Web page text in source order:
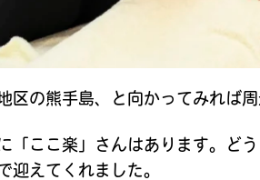
区の熊手島、と向かってみれば周
「ここ楽」さんはあります。ど
迎えてくれました。